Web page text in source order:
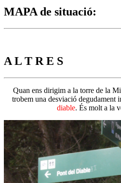
MAPA de situació:
A L T R E S
Quan ens dirigim a la torre de la
trobem una desviació degudament
diable. És molt a la